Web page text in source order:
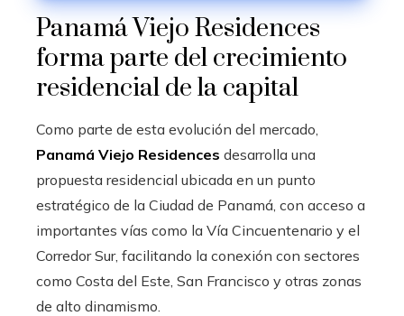
Panamá Viejo Residences
forma parte del crecimiento
residencial de la capital
Como parte de esta evolución del mercado,
Panamá Viejo Residences desarrolla una
propuesta residencial ubicada en un punto
estratégico de la Ciudad de Panamá, con acceso a
importantes vías como la Vía Cincuentenario y el
Corredor Sur, facilitando la conexión con sectores
como Costa del Este, San Francisco y otras zonas
de alto dinamismo.